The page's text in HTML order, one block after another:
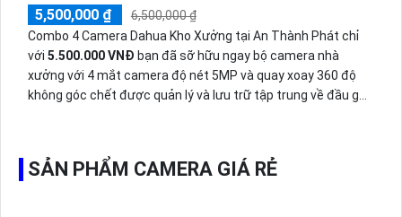
5,500,000 ₫
6,500,000 ₫
Combo 4 Camera Dahua Kho Xưởng tại An Thành Phát chỉ
với 5.500.000 VNĐ bạn đã sỡ hữu ngay bộ camera nhà
xưởng với 4 mắt camera độ nét 5MP và quay xoay 360 độ
không góc chết được quản lý và lưu trữ tập trung về đầu ghi
SẢN PHẨM CAMERA GIÁ RẺ